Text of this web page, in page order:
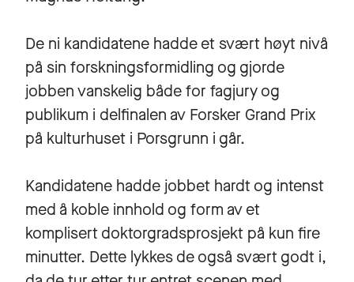
De ni kandidatene hadde et svært høyt nivå
på sin forskningsformidling og gjorde
jobben vanskelig både for fagjury og
publikum i delfinalen av Forsker Grand Prix
på kulturhuset i Porsgrunn i går.
Kandidatene hadde jobbet hardt og intenst
med å koble innhold og form av et
komplisert doktorgradsprosjekt på kun fire
minutter. Dette lykkes de også svært godt i,